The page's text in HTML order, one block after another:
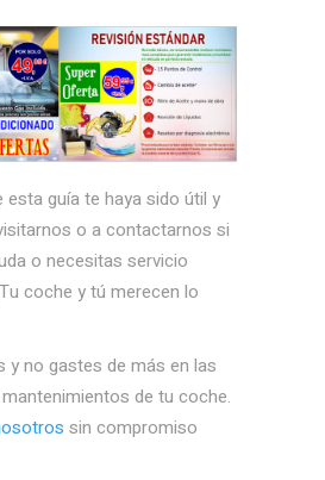
esta guía te haya sido útil y
o a contactarnos si
o necesitas servicio
coche y tú merecen lo
y no gastes de más en las
de tu coche.
sin compromiso